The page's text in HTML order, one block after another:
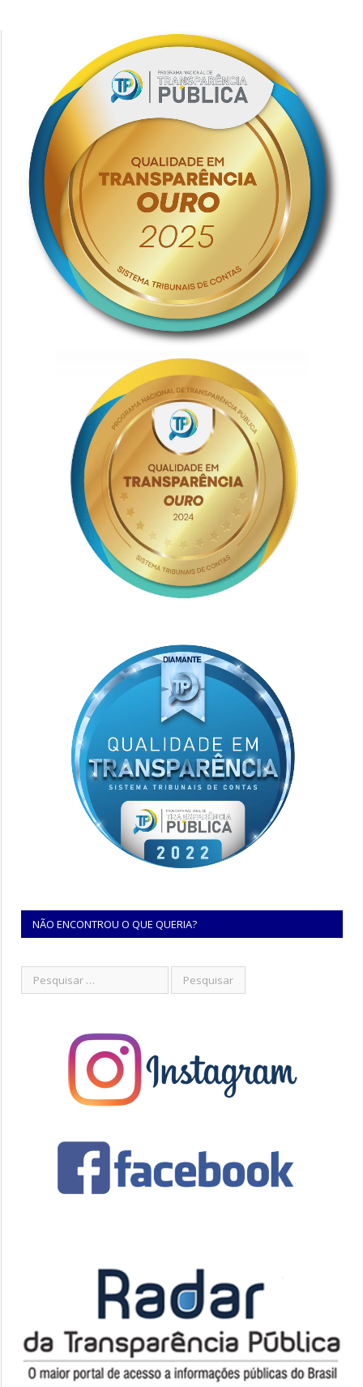
NÃO ENCONTROU O QUE QUERIA?